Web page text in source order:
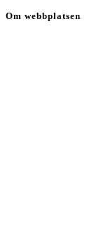
Om webbplatsen